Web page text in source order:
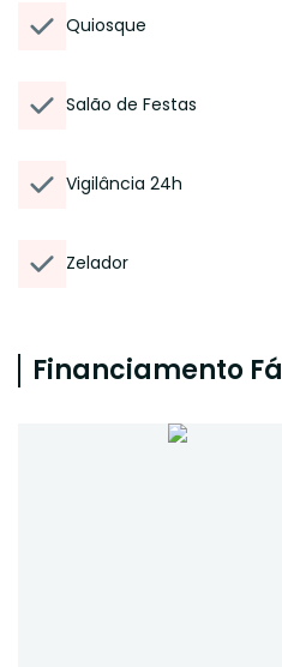
Quiosque
Salão de Festas
Vigilância 24h
Zelador
Financiamento